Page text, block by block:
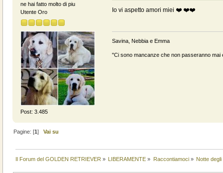
ne hai fatto molto di piu
Utente Oro
Post: 3.485
Io vi aspetto amori miei ❤️ ❤️❤️
Savina, Nebbia e Emma
"Ci sono mancanze che non passeranno
Pagine: [1]Vai su
Il Forum del GOLDEN RETRIEVER » LIBERAMENTE » Raccontiamoci» Notte